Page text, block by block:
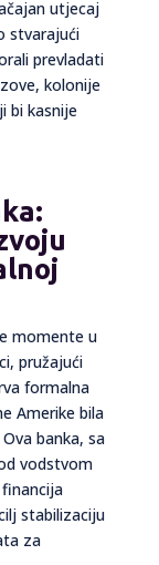
utjecaj
stvarajući
prevladati
kolonije
bi kasnije
momente u
pružajući
formalna
Amerike bila
banka, sa
vodstvom
stabilizaciju
za